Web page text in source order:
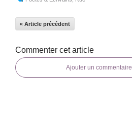
« Article précédent
Commenter cet article
Ajouter un commentaire